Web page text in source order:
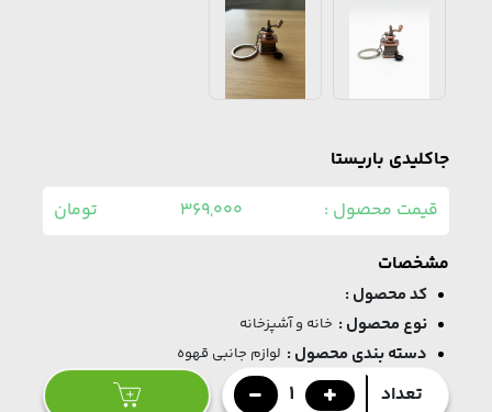
جاکلیدی باریستا
قیمت محصول :
369,000
تومان
مشخصات
کد محصول :
نوع محصول : خانه و آشپزخانه
دسته بندی محصول : لوازم جانبی قهوه
تعداد 1